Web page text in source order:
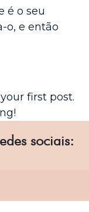
é o seu
o, e então
first post.
sociais: